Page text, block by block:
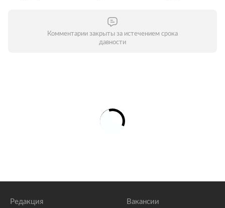
Комментарии закрыты за истечением срока
давности
Редакция Вакансии